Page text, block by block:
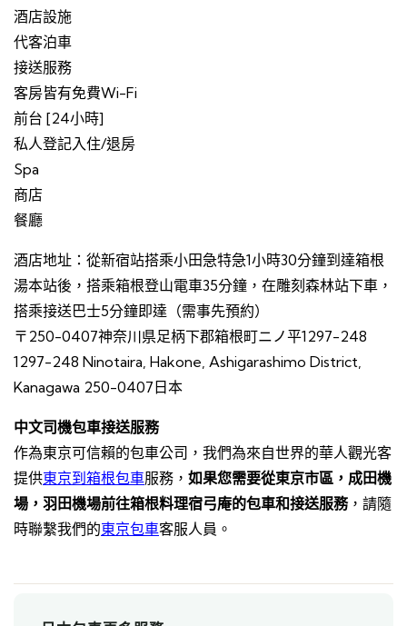
酒店設施
代客泊車
接送服務
客房皆有免費Wi-Fi
前台 [24小時]
私人登記入住/退房
Spa
商店
餐廳
酒店地址：從新宿站搭乘小田急特急1小時30分鐘到達箱根
湯本站後，搭乘箱根登山電車35分鐘，在雕刻森林站下車，
搭乘接送巴士5分鐘即達（需事先預約）
〒250-0407神奈川県足柄下郡箱根町ニノ平1297-248
1297-248 Ninotaira, Hakone, Ashigarashimo District,
Kanagawa 250-0407日本
中文司機包車接送服務
作為東京可信賴的包車公司，我們為來自世界的華人觀光客
提供東京到箱根包車服務， 如果您需要從東京市區，成田機
場，羽田機場前往箱根料理宿弓庵的包車和接送服務，請隨
時聯繫我們的東京包車客服人員。